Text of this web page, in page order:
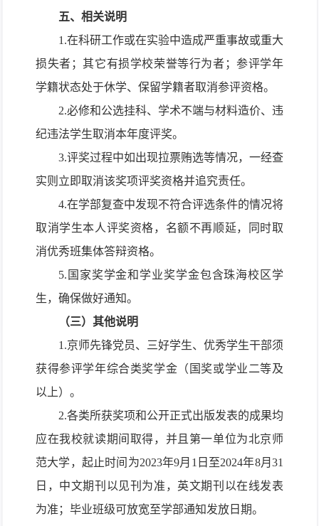
五、相关说明
1.在科研工作或在实验中造成严重事故或重大
损失者；其它有损学校荣誉等行为者； 参评学年
学籍状态处于休学、保留学籍者取消参评资格。
2.必修和公选挂科、学术不端与材料造价、违
纪违法学生取消本年度评奖。
3.评奖过程中如出现拉票贿选等情况，一经查
实则立即取消该奖项评奖资格并追究责任。
4.在学部复查中发现不符合评选条件的情况将
取消学生本人评奖资格，名额不再顺延，同时取
消优秀班集体答辩资格。
5.国家奖学金和学业奖学金包含珠海校区学
生，确保做好通知。
（三）其他说明
1.京师先锋党员、三好学生、优秀学生干部须
获得参评学年综合类奖学金（国奖或学业二等及
以上）。
2.各类所获奖项和公开正式出版发表的成果均
应在我校就读期间取得，并且第一单位为北京师
范大学，起止时间为2023年9月1日至2024年8月31
日，中文期刊以见刊为准，英文期刊以在线发表
为准；毕业班级可放宽至学部通知发放日期。